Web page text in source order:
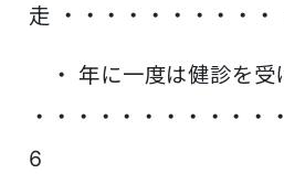
走
・・・・・・・・・
・ 年に一度は健診を受
・・・・・・・・・・
6